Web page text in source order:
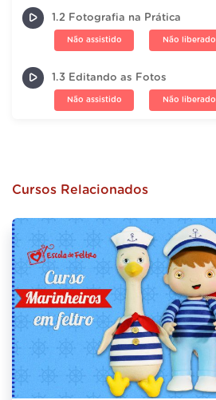
1.2 Fotografia na Prática
Não assistido Não liberado
1.3 Editando as Fotos
Não assistido Não liberado
Cursos Relacionados